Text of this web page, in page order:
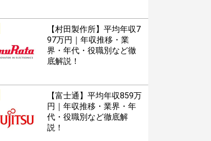
【村田製作所】平均年収7
97万円｜年収推移・業
界・年代・役職別など徹
底解説！
【富士通】平均年収859万
円｜年収推移・業界・年
代・役職別など徹底解
説！